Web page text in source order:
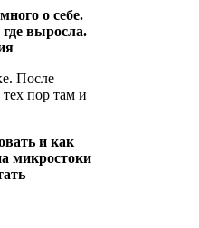
о себе.
выросла.
После
пор там и
и как
микростоки